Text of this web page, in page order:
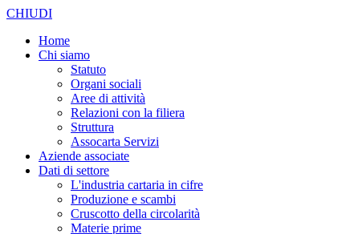
CHIUDI
Home
Chi siamo
Statuto
Organi sociali
Aree di attività
Relazioni con la filiera
Struttura
Assocarta Servizi
Aziende associate
Dati di settore
L'industria cartaria in cifre
Produzione e scambi
Cruscotto della circolarità
Materie prime